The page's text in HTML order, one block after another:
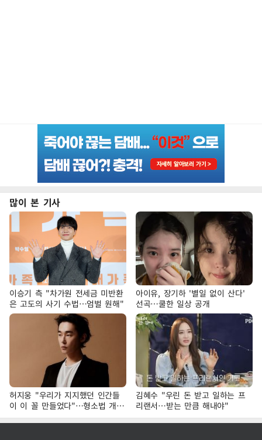
많이 본 기사
이승기 측 "차가원 전세금 미반환
은 고도의 사기 수법…엄벌 원해"
아이유, 장기하 '별일 없이 산다'
선곡…쿨한 일상 공개
허지웅 "우리가 지지했던 인간들
이 이 꼴 만들었다"…형소법 개정
에 격한 반응
김혜수 "우린 돈 받고 일하는 프
리랜서…받는 만큼 해내야"